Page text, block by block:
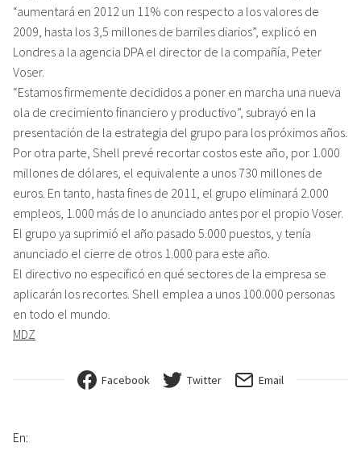
“aumentará en 2012 un 11% con respecto a los valores de
2009, hasta los 3,5 millones de barriles diarios”, explicó en
Londres a la agencia DPA el director de la compañía, Peter
Voser.
“Estamos firmemente decididos a poner en marcha una nueva
ola de crecimiento financiero y productivo”, subrayó en la
presentación de la estrategia del grupo para los próximos años.
Por otra parte, Shell prevé recortar costos este año, por 1.000
millones de dólares, el equivalente a unos 730 millones de
euros. En tanto, hasta fines de 2011, el grupo eliminará 2.000
empleos, 1.000 más de lo anunciado antes por el propio Voser.
El grupo ya suprimió el año pasado 5.000 puestos, y tenía
anunciado el cierre de otros 1.000 para este año.
El directivo no especificó en qué sectores de la empresa se
aplicarán los recortes. Shell emplea a unos 100.000 personas
en todo el mundo.
MDZ
Facebook Twitter Email
En: